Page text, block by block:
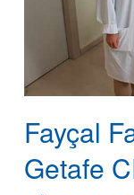
Fayçal
Getafe